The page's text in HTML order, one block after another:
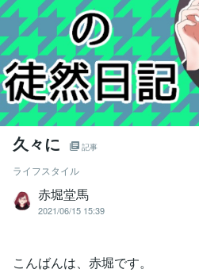
久々に 記事
ライフスタイル
赤堀堂馬
2021/06/15 15:39
こんばんは、赤堀です。